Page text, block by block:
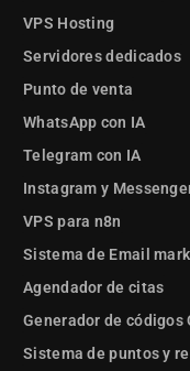
VPS Hosting
Servidores dedicados
Punto de venta
WhatsApp con IA
Telegram con IA
Instagram y
VPS para n8n
Sistema de Email
Agendador de citas
Generador de códigos
Sistema de puntos y